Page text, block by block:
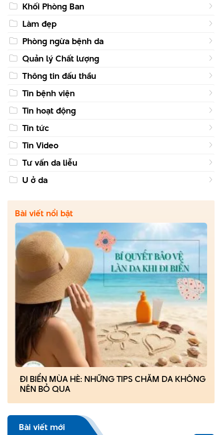
Khối Phòng Ban
Làm đẹp
Phòng ngừa bệnh da
Quản lý Chất lượng
Thông tin đấu thầu
Tin bệnh viện
Tin hoạt động
Tin tức
Tin Video
Tư vấn da liễu
U ở da
Bài viết nổi bật
ĐI BIỂN MÙA HÈ: NHỮNG TIPS CHĂM DA KHÔNG
NÊN BỎ QUA
Bài viết mới